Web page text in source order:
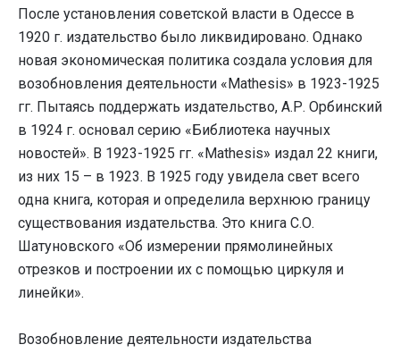
После установления советской власти в Одессе в
1920 г. издательство было ликвидировано. Однако
новая экономическая политика создала условия для
возобновления деятельности «Mathesis» в 1923-1925
гг. Пытаясь поддержать издательство, А.Р. Орбинский
в 1924 г. основал серию «Библиотека научных
новостей». В 1923-1925 гг. «Mathesis» издал 22 книги,
из них 15 – в 1923. В 1925 году увидела свет всего
одна книга, которая и определила верхнюю границу
существования издательства. Это книга С.О.
Шатуновского «Об измерении прямолинейных
отрезков и построении их с помощью циркуля и
линейки».
Возобновление деятельности издательства